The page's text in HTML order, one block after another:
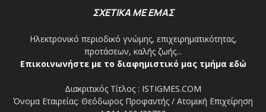
ΣΧΕΤΙΚΑ ΜΕ ΕΜΑΣ
Ηλεκτρονικό περιοδικό γνώμης, επιχειρηματικότητας,
προτάσεων, καλής ζωής...
Επικοινωνήστε με το διαφημιστικό μας τμήμα εδώ
Διακριτικός Τίτλος : ISTIGMES.COM
Όνομα Εταιρείας: Θεόδωρος Προφαντής / Ατομική Επιχείρηση